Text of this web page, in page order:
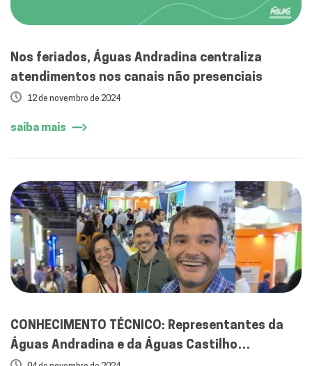
Nos feriados, Águas Andradina centraliza
atendimentos nos canais não presenciais
12 de novembro de 2024
saiba mais
CONHECIMENTO TÉCNICO: Representantes da
Águas Andradina e da Águas Castilho